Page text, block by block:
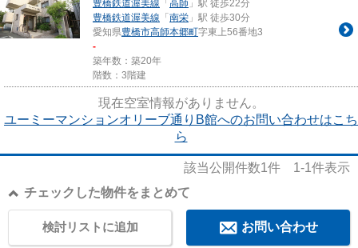
豊橋鉄道渥美線 「 高師 」駅 徒歩22分
豊橋鉄道渥美線 「 南栄 」駅 徒歩30分
愛知県豊橋市高師本郷町字東上56番地3
-
築年数：築20年
階数：3階建
現在空室情報がありません。
ユーミーマンションオリーブ通りB館へのお問い合わせはこち
ら
該当公開件数1件 1-1件表示
チェックした物件をまとめて
お問い合わせ
検討リストに追加